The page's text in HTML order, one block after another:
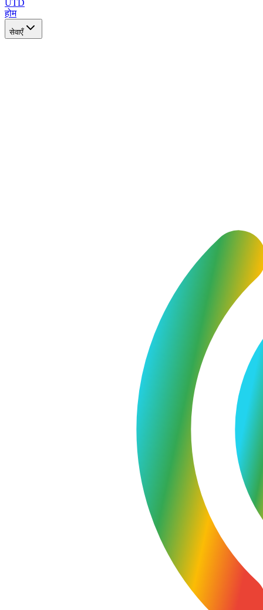
UTD
होम
सेवाएँ